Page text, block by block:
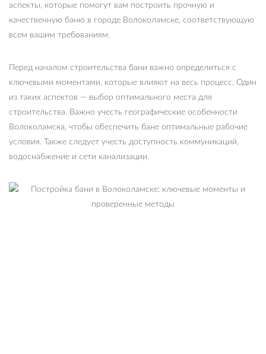
аспекты, которые помогут вам построить прочную и
качественную баню в городе Волоколамске, соответствующую
всем вашим требованиям.
Перед началом строительства бани важно определиться с
ключевыми моментами, которые влияют на весь процесс. Один
из таких аспектов — выбор оптимального места для
строительства. Важно учесть географические особенности
Волоколамска, чтобы обеспечить бане оптимальные рабочие
условия. Также следует учесть доступность коммуникаций,
водоснабжение и сети канализации.